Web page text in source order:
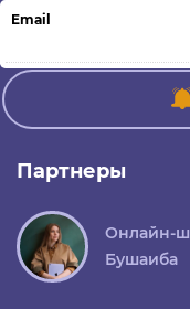
Email
Партнеры
Онлайн-
Бушаиба